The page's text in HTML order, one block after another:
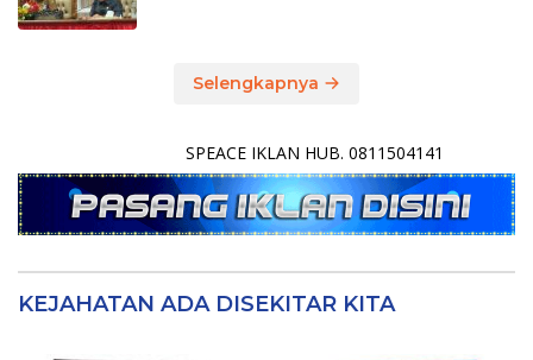
Selengkapnya
SPEACE IKLAN HUB. 0811504141
KEJAHATAN ADA DISEKITAR KITA